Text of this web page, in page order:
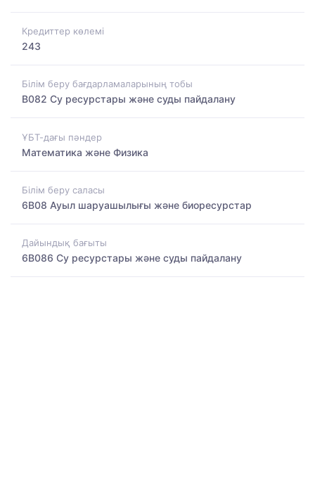
Кредиттер көлемі
243
Білім беру бағдарламаларының тобы
B082 Су ресурстары және суды пайдалану
ҰБТ-дағы пәндер
Математика және Физика
Білім беру саласы
6B08 Ауыл шаруашылығы және биоресурстар
Дайындық бағыты
6B086 Су ресурстары және суды пайдалану